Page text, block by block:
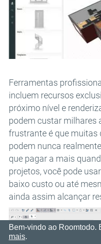
E-mail
Senha
Cadastro
Obrigado
Enviaremos um e-mail
Por favor, siga o link
Um link de
Ferramentas
incluem recursos
próximo nível e
podem custar milhares
frustrante é que muitas
podem nunca
que pagar a mais
projetos, você pode
baixo custo ou até
ainda assim alcançar
Bem-vindo ao Roomtodo.
mais.